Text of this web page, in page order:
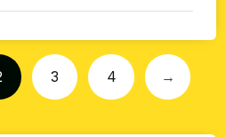
3 4 →